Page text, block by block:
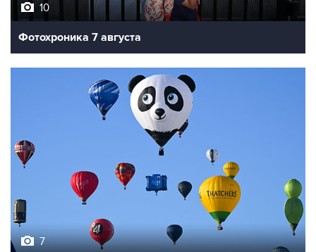
Фотохроника 7 августа
Фестиваль воздухоплавания в Бристоле